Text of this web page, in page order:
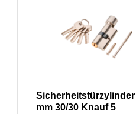
Sicherheitstürzylinder
mm 30/30 Knauf 5